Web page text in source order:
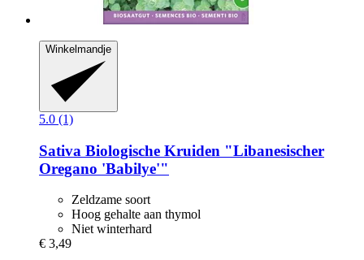
Winkelmandje
5.0 (1)
Sativa Biologische Kruiden "Libanesischer
Oregano 'Babilye'"
Zeldzame soort
Hoog gehalte aan thymol
Niet winterhard
€ 3,49